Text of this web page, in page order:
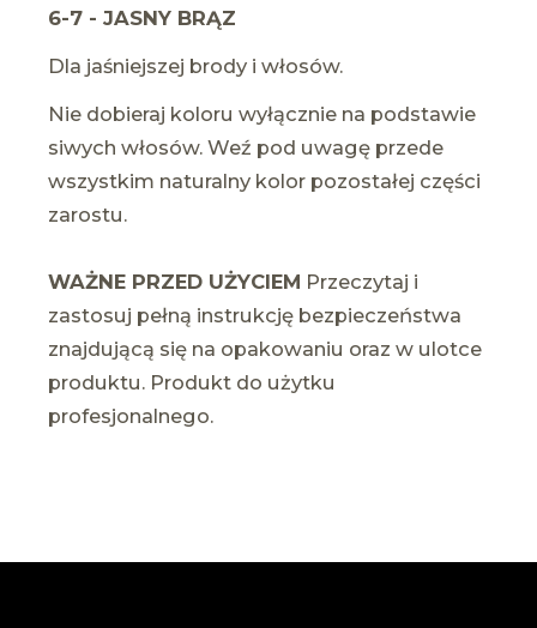
6-7 - JASNY BRĄZ
Dla jaśniejszej brody i włosów.
Nie dobieraj koloru wyłącznie na podstawie
siwych włosów. Weź pod uwagę przede
wszystkim naturalny kolor pozostałej części
zarostu.
WAŻNE PRZED UŻYCIEM Przeczytaj i
zastosuj pełną instrukcję bezpieczeństwa
znajdującą się na opakowaniu oraz w ulotce
produktu. Produkt do użytku
profesjonalnego.